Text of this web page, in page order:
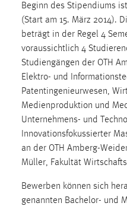
Beginn des Stipendiums
(Start am 15. März 2014).
beträgt in der Regel 4
voraussichtlich 4
Studiengängen der OTH
Elektro- und
Patentingenieurwesen,
Medienproduktion und
Unternehmens- und
Innovationsfokussierter
an der OTH Amberg-
Müller, Fakultät
Bewerben können sich
genannten Bachelor- und
Name:
cookie_consent
Zweck:
Dieser Cookie speichert
Cookie Laufzeit:
1 Jahr
Performance
Name:
Zweck: